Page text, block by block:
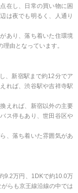
在し、日常の買い物に困
は夜でも明るく、人通り
あり、落ち着いた住環境
由となっています。
、新宿駅まで約12分でア
れば、渋谷駅や吉祥寺駅
えれば、新宿以外の主要
ス停もあり、世田谷区や
、落ち着いた雰囲気があ
9.2万円、1DKで約10.0万
らも京王線沿線の中では